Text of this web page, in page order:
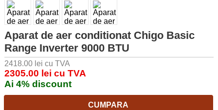
Aparat de aer conditionat Chigo Basic
Range Inverter 9000 BTU
2418.00 lei cu TVA
2305.00 lei cu TVA
Ai 4% discount
CUMPARA